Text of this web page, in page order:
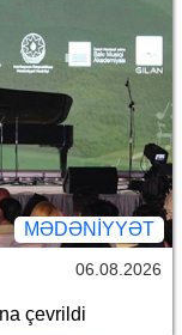
MƏDƏNIYYƏT
06.08.2026
çevrildi